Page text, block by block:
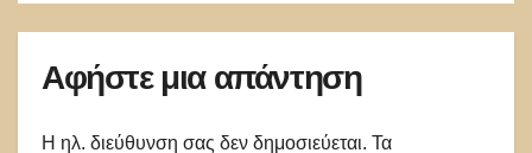
Αφήστε μια απάντηση
Η ηλ. διεύθυνση σας δεν δημοσιεύεται. Τα